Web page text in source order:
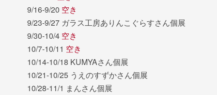
9/16-9/20 空き
9/23-9/27 ガラス工房ありんこぐらすさん個展
9/30-10/4 空き
10/7-10/11 空き
10/14-10/18 KUMYAさん個展
10/21-10/25 うえのすずかさん個展
10/28-11/1 まんさん個展